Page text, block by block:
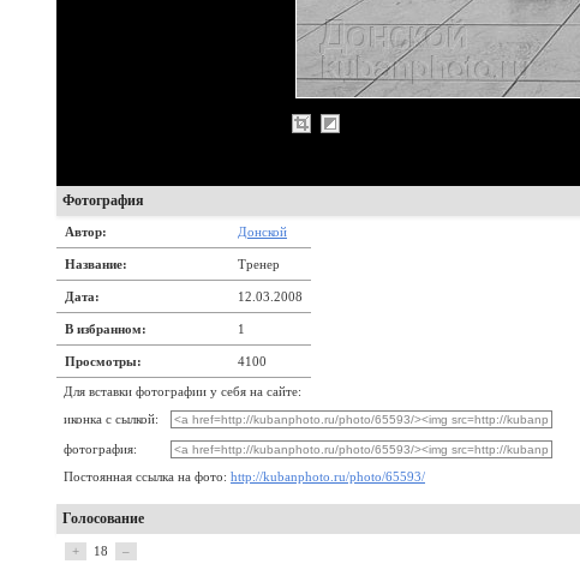
Фотография
Автор: Донской
Название: Тренер
Дата: 12.03.2008
В избранном: 1
Просмотры: 4100
Для вставки фотографии у себя на сайте:
иконка с сылкой:
фотография:
Постоянная ссылка на фото: http://kubanphoto.ru/photo/65593/
Голосование
+ 18 –